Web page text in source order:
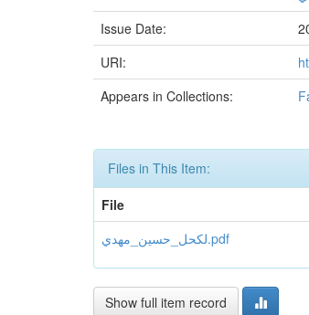
Issue Date:
URI:
Appears in Collections:
Files in This Item:
File
لكحل_حسين_مهدي.pdf
Show full item record